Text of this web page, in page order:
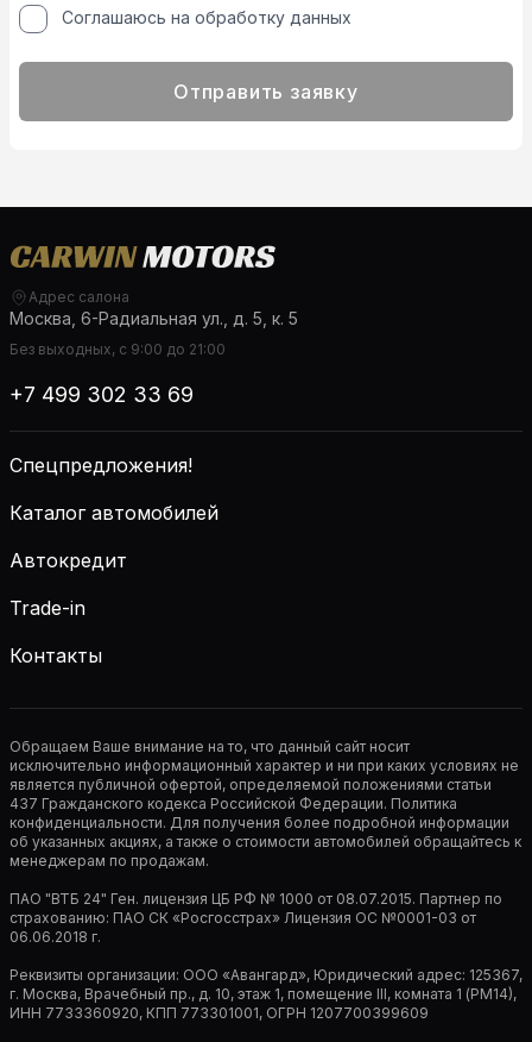
Соглашаюсь на обработку данных
Отправить заявку
Адрес салона
Москва, 6-Радиальная ул., д. 5, к. 5
Без выходных, с 9:00 до 21:00
+7 499 302 33 69
Спецпредложения!
Каталог автомобилей
Автокредит
Trade-in
Контакты
Обращаем Ваше внимание на то, что данный сайт носит
исключительно информационный характер и ни при каких условиях не
является публичной офертой, определяемой положениями статьи
437 Гражданского кодекса Российской Федерации. Политика
конфиденциальности. Для получения более подробной информации
об указанных акциях, а также о стоимости автомобилей обращайтесь к
менеджерам по продажам.
ПАО "ВТБ 24" Ген. лицензия ЦБ РФ № 1000 от 08.07.2015. Партнер по
страхованию: ПАО СК «Росгосстрах» Лицензия ОС №0001-03 от
06.06.2018 г.
Реквизиты организации: ООО «Авангард», Юридический адрес: 125367,
г. Москва, Врачебный пр., д. 10, этаж 1, помещение III, комната 1 (РМ14),
ИНН 7733360920, КПП 773301001, ОГРН 1207700399609